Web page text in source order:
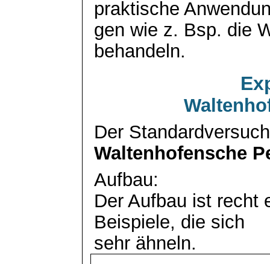
praktische
gen wie z. Bsp. die
behandeln.
Der
Waltenhofensche
Aufbau:
Der Aufbau ist recht
Beispiele, die sich
sehr ähneln.